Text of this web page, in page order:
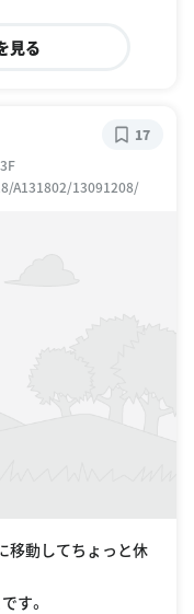
見る
A131802/13091208/
17
移動してちょっと休
す。